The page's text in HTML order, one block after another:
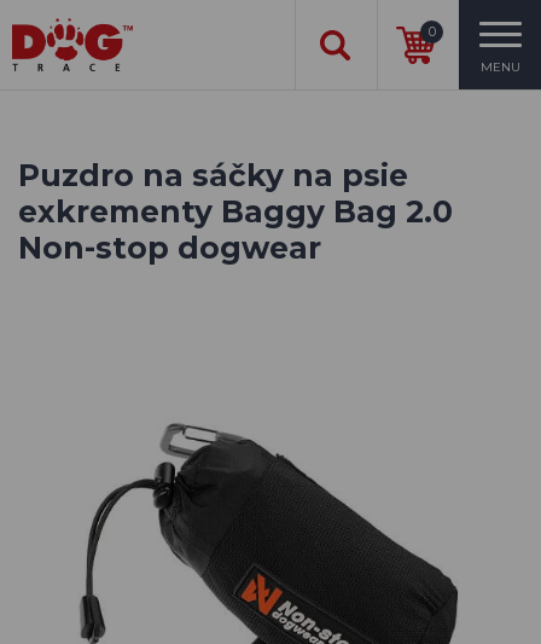
0
MENU
Puzdro na sáčky na psie
exkrementy Baggy Bag 2.0
Non-stop dogwear